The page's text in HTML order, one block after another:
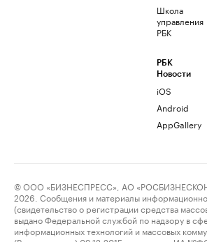
Школа
управления
РБК
РБК
Новости
iOS
Android
AppGallery
© ООО «БИЗНЕСПРЕСС», АО
2026. Сообщения и материалы
(свидетельство о регистрации средства
выдано Федеральной службой по надзору в
информационных технологий и массовых